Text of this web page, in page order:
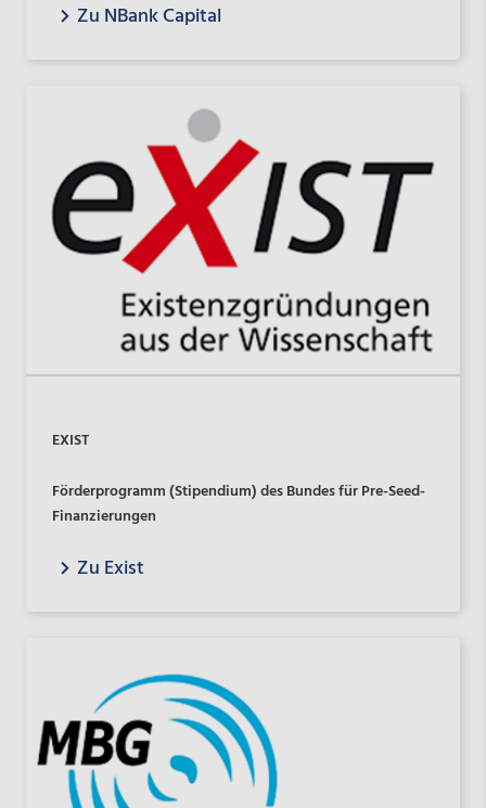
Zu NBank Capital
EXIST
Förderprogramm (Stipendium) des Bundes für Pre-Seed-
Finanzierungen
Zu Exist